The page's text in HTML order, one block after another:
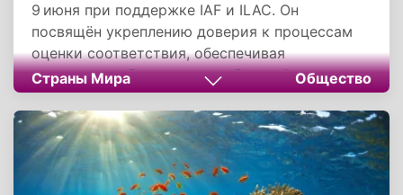
9 июня при поддержке IAF и ILAC. Он
посвящён укреплению доверия к процессам
оценки соответствия, обеспечивая
уверенность бизнеса, потребителей и
государства. Этот день напоминает о
важности объективной проверки качества и
безопасности в глобальной экономике.
Страны Мира Общество